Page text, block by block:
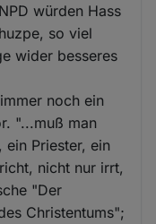
würden Hass
so viel
wider besseres
noch ein
"...muß man
ein Priester, ein
nicht nur irrt,
"Der
Christentums";